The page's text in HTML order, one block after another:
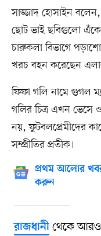
সাজ্জাদ হোসাইন
ছোট ভাই ছবিগুলো
চারুকলা বিভাগে
খরচ বহন করেছেন
ফিফা গলি নামে গুগল
গলির চিত্র এখন ভেসে
নয়, ফুটবলপ্রেমীদের
সম্প্রীতির প্রতীক।
প্রথম আলোর
করুন
রাজধানীথেকে